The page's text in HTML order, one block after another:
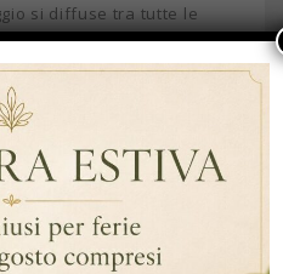
si diffuse tra tutte le
dell’aristocrazia e della
serve l’afternoon
di pausa che viene
un orario variabile tra le
tradizione inglese, il tè si